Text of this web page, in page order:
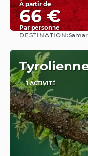
À partir de
66 €
Par personne
DESTINATION:
1 ACTIVITÉ